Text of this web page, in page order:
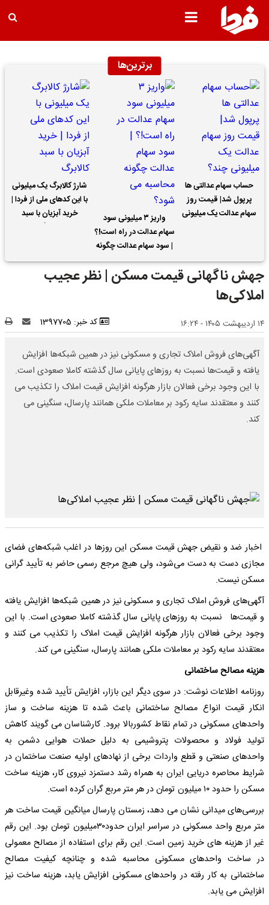
برترین‌ها
حساب سهام عدالتی ها
پرپول شد| قیمت روز
سهام عدالت یک میلیونی
واریز ۳ میلیونی سود
سهام عدالت در راه است!؟
| سود سهام عدالت چگونه
محاسبه می شود؟
شارژ کالابرگ یک میلیونی
با این کدهای ملی از فردا |
خرید آبزیان با سبد
جهش ناگهانی قیمت مسکن | نظر عجیب
املاکی‌ها
۱۴ اردیبهشت ۱۴۰۵ - ۱۶:۲۴ کد خبر: 1397705
آگهی‌های فروش املاک تجاری و مسکونی نیز در همین شبکه‌ها افزایش
یافته و قیمت‌ها نسبت به روزهای پایانی سال گذشته کاملا صعودی است.
با این وجود برخی فعالان بازار هرگونه افزایش قیمت املاک را تکذیب می
کنند و معتقدند سایه رکود بر معاملات ملکی همانند پارسال، سنگینی می
کند.
اخبار ضد و نقیض جهش قیمت مسکن این روزها در اغلب شبکه‌های فضای
مجازی دست به دست می‌شود، ولی هیچ مرجع رسمی حاضر به تأیید گرانی
مسکن نیست.
آگهی‌های فروش املاک تجاری و مسکونی نیز در همین شبکه‌ها افزایش یافته
و قیمت‌ها نسبت به روزهای پایانی سال گذشته کاملا صعودی است. با این
وجود برخی فعالان بازار هرگونه افزایش قیمت املاک را تکذیب می کنند و
معتقدند سایه رکود بر معاملات ملکی همانند پارسال، سنگینی می کند.
هزینه مصالح ساختمانی
روزنامه اطلاعات نوشت: در سوی دیگر این بازار، افزایش تأیید شده وغیرقابل
انکار قیمت انواع مصالح ساختمانی باعث شده تا هزینه ساخت و ساز
واحدهای مسکونی در تمام نقاط کشوربالا برود. کارشناسان می گویند کاهش
تولید فولاد و محصولات پتروشیمی به دلیل حملات هوایی دشمن به
واحدهای صنعتی و قطع واردات برخی از نهادهای اولیه صنعت ساختمان در
شرایط محاصره دریایی ایران به همراه رشد دستمزد نیروی کار، هزینه ساخت
مسکن را حدود ۱۰ میلیون تومان در هر متر مربع گران کرده است.
بررسی‌‎های میدانی نشان می دهد، زمستان پارسال میانگین قیمت ساخت هر
متر مربع واحد مسکونی در سراسر ایران حدود۳۰میلیون تومان بود. این رقم
غیر از هزینه های خرید زمین است. این رقم برای استفاده از مصالح معمولی
در ساخت واحدهای مسکونی محاسبه شده و چنانچه کیفیت مصالح
ساختمانی به کار رفته در واحدهای مسکونی افزایش یابد، هزینه ساخت نیز
افزایش می یابد.